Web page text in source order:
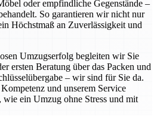
oder empfindliche Gegenstände –
So garantieren wir nicht nur
Höchstmaß an Zuverlässigkeit und
Umzugserfolg begleiten wir Sie
ersten Beratung über das Packen und
– wir sind für Sie da.
und unserem Service
wie ein Umzug ohne Stress und mit